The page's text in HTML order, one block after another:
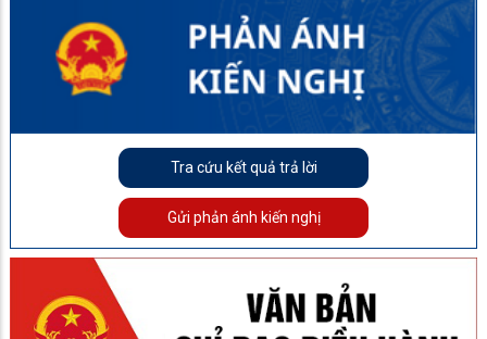
Tra cứu kết quả trả lời
Gửi phản ánh kiến nghị